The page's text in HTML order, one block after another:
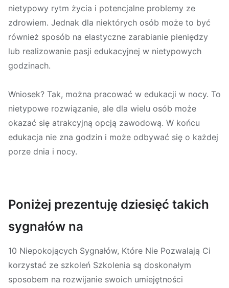
nietypowy rytm życia i potencjalne problemy ze
zdrowiem. Jednak dla niektórych osób może to być
również sposób na elastyczne zarabianie pieniędzy
lub realizowanie pasji edukacyjnej w nietypowych
godzinach.
Wniosek? Tak, można pracować w edukacji w nocy. To
nietypowe rozwiązanie, ale dla wielu osób może
okazać się atrakcyjną opcją zawodową. W końcu
edukacja nie zna godzin i może odbywać się o każdej
porze dnia i nocy.
Poniżej prezentuję dziesięć takich
sygnałów na
10 Niepokojących Sygnałów, Które Nie Pozwalają Ci
korzystać ze szkoleń Szkolenia są doskonałym
sposobem na rozwijanie swoich umiejętności